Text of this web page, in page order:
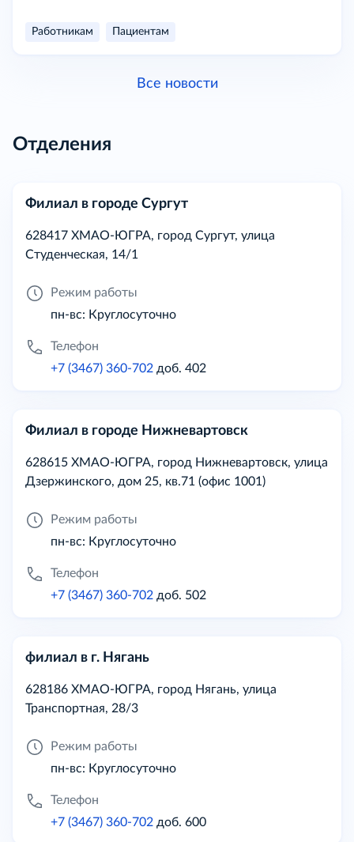
Работникам Пациентам
Все новости
Отделения
Филиал в городе Сургут
628417 ХМАО-ЮГРА, город Сургут, улица
Студенческая, 14/1
Режим работы
пн-вс: Круглосуточно
Телефон
+7 (3467) 360-702 доб. 402
Филиал в городе Нижневартовск
628615 ХМАО-ЮГРА, город Нижневартовск, улица
Дзержинского, дом 25, кв.71 (офис 1001)
Режим работы
пн-вс: Круглосуточно
Телефон
+7 (3467) 360-702 доб. 502
филиал в г. Нягань
628186 ХМАО-ЮГРА, город Нягань, улица
Транспортная, 28/3
Режим работы
пн-вс: Круглосуточно
Телефон
+7 (3467) 360-702 доб. 600